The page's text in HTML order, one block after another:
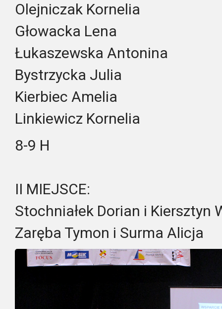
Olejniczak Kornelia
Głowacka Lena
Łukaszewska Antonina
Bystrzycka Julia
Kierbiec Amelia
Linkiewicz Kornelia
8-9 H
II MIEJSCE:
Stochniałek Dorian i Kiersztyn
Zaręba Tymon i Surma Alicja